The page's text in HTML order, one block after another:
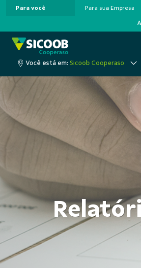
Pular para o Conteúdo principal
Para você Para sua Empresa
Você está em: Sicoob Cooperaso